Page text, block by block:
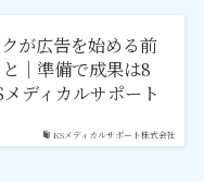
KSメディカルサポート株式会社
が広告を始める前
｜準備で成果は8
ディカルサポート